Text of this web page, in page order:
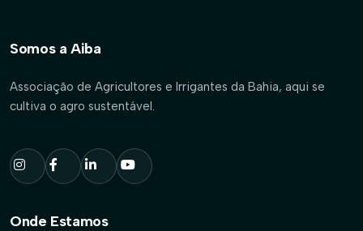
Somos a Aiba
Associação de Agricultores e Irrigantes da Bahia, aqui se
cultiva o agro sustentável.
Onde Estamos